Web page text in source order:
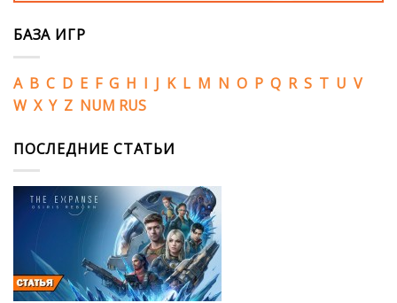
БАЗА ИГР
A B C D E F G H I J K L M N O P Q R S T U V
W X Y Z NUM RUS
ПОСЛЕДНИЕ СТАТЬИ